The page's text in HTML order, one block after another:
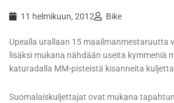
11 helmikuun, 2012 Bike
Upealla urallaan 15 maailmanmestaruutta
lisäksi mukana nähdään useita kymmeniä
katuradalla MM-pisteistä kisanneita
Suomalaiskuljettajat ovat mukana